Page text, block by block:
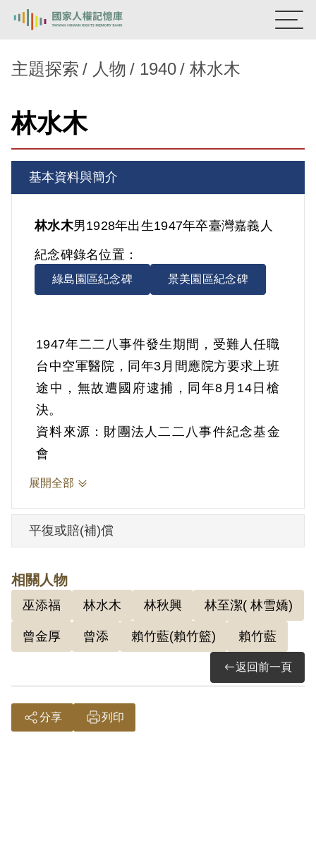
新生訓導處
主題探索
背景知識
關於我們
意見信箱
主題探索 人物 1940 林水木
林水木
基本資料與簡介
林水木男1928年出生1947年卒臺灣嘉義人
紀念碑錄名位置：
綠島園區紀念碑 景美園區紀念碑
1947年二二八事件發生期間，受難人任職
台中空軍醫院，同年3月間應院方要求上班
途中，無故遭國府逮捕，同年8月14日槍
資料來源：財團法人二二八事件紀念基金
會
展開全部
平復或賠(補)償
相關人物
巫添福 林水木 林秋興 林至潔( 林雪嬌)
曾金厚 曾添 賴竹藍(賴竹籃) 賴竹藍
返回前一頁
分享 列印